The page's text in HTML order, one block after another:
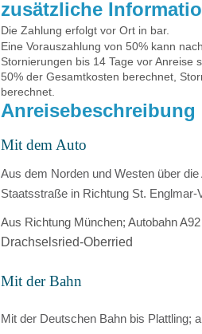
zusätzliche
Die Zahlung erfolgt vor Ort in bar.
Eine Vorauszahlung von 50% kann
Stornierungen bis 14 Tage vor Anreise
50% der Gesamtkosten berechnet,
berechnet.
Anreisebeschreibung
Mit dem Auto
Aus dem Norden und Westen über
Staatsstraße in Richtung St.
Aus Richtung München; Autobahn
Drachselsried-Oberried
Mit der Bahn
Mit der Deutschen Bahn bis Plattling;